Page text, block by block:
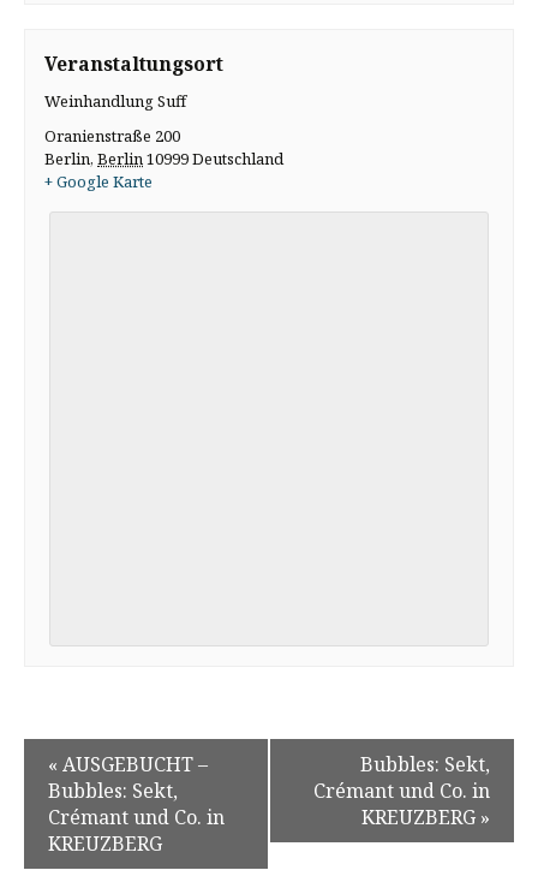
Veranstaltungsort
Weinhandlung Suff
Oranienstraße 200
Berlin, Berlin10999Deutschland
+ Google Karte
« AUSGEBUCHT –
Bubbles: Sekt,
Crémant und Co. in
KREUZBERG
Bubbles: Sekt,
Crémant und Co. in
KREUZBERG »